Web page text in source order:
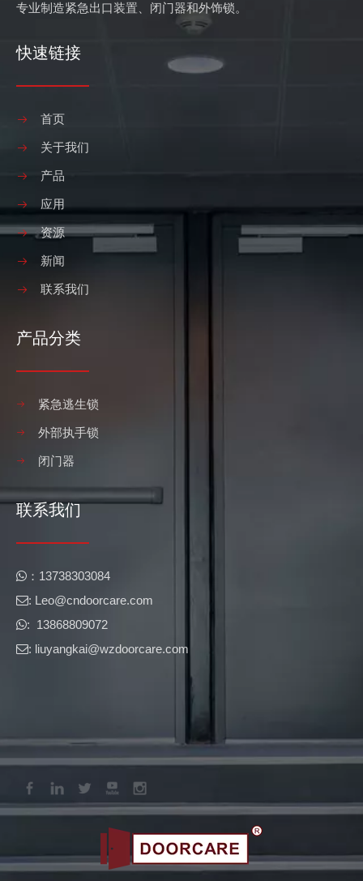
专业制造紧急出口装置、闭门器和外饰锁。
快速链接
首页
关于我们
产品
应用
资源
新闻
联系我们
产品分类
紧急逃生锁
外部执手锁
闭门器
联系我们
 ​​：13738303084
: Leo@cndoorcare.com​​​​​​​
: 13868809072
: liuyangkai@wzdoorcare.com